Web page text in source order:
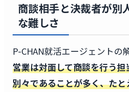
商談相手と決裁者が別
な難しさ
P-CHAN就活エージェントの
営業は対面して商談を行う
別々であることが多く、た